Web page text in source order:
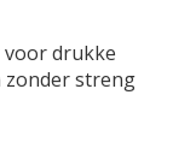
drukke
zonder streng